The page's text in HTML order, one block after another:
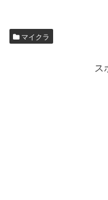
マイクラ
ス